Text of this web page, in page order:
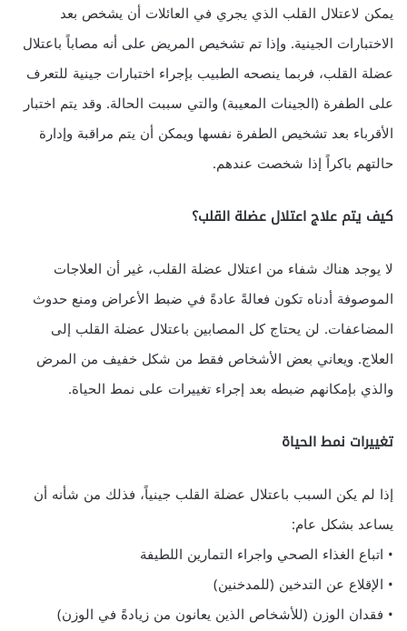
يمكن لاعتلال القلب الذي يجري في العائلات أن يشخص بعد
الاختبارات الجينية. وإذا تم تشخيص المريض على أنه مصاباً باعتلال
عضلة القلب، فربما ينصحه الطبيب بإجراء اختبارات جينية للتعرف
على الطفرة (الجينات المعيبة) والتي سببت الحالة. وقد يتم اختبار
الأقرباء بعد تشخيص الطفرة نفسها ويمكن أن يتم مراقبة وإدارة
حالتهم باكراً إذا شخصت عندهم.
كيف يتم علاج اعتلال عضلة القلب؟
لا يوجد هناك شفاء من اعتلال عضلة القلب، غير أن العلاجات
الموصوفة أدناه تكون فعالةً عادةً في ضبط الأعراض ومنع حدوث
المضاعفات. لن يحتاج كل المصابين باعتلال عضلة القلب إلى
العلاج. ويعاني بعض الأشخاص فقط من شكل خفيف من المرض
والذي بإمكانهم ضبطه بعد إجراء تغييرات على نمط الحياة.
تغييرات نمط الحياة
إذا لم يكن السبب باعتلال عضلة القلب جينياً، فذلك من شأنه أن
يساعد بشكل عام:
• اتباع الغذاء الصحي واجراء التمارين اللطيفة
• الإقلاع عن التدخين (للمدخنين)
• فقدان الوزن (للأشخاص الذين يعانون من زيادةً في الوزن)